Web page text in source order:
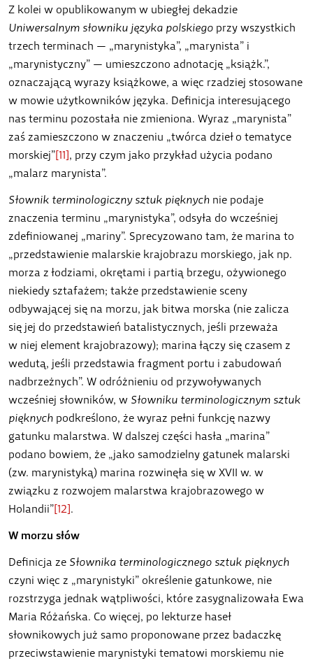
Z kolei w opublikowanym w ubiegłej dekadzie
Uniwersalnym słowniku języka polskiego przy wszystkich
trzech terminach — „marynistyka”, „marynista” i
„marynistyczny” — umieszczono adnotację „książk.”,
oznaczającą wyrazy książkowe, a więc rzadziej stosowane
w mowie użytkowników języka. Definicja interesującego
nas terminu pozostała nie zmieniona. Wyraz „marynista”
zaś zamieszczono w znaczeniu „twórca dzieł o tematyce
morskiej”[11], przy czym jako przykład użycia podano
„malarz marynista”.
Słownik terminologiczny sztuk pięknych nie podaje
znaczenia terminu „marynistyka”, odsyła do wcześniej
zdefiniowanej „mariny”. Sprecyzowano tam, że marina to
„przedstawienie malarskie krajobrazu morskiego, jak np.
morza z łodziami, okrętami i partią brzegu, ożywionego
niekiedy sztafażem; także przedstawienie sceny
odbywającej się na morzu, jak bitwa morska (nie zalicza
się jej do przedstawień batalistycznych, jeśli przeważa
w niej element krajobrazowy); marina łączy się czasem z
wedutą, jeśli przedstawia fragment portu i zabudowań
nadbrzeżnych”. W odróżnieniu od przywoływanych
wcześniej słowników, w Słowniku terminologicznym sztuk
pięknych podkreślono, że wyraz pełni funkcję nazwy
gatunku malarstwa. W dalszej części hasła „marina”
podano bowiem, że „jako samodzielny gatunek malarski
(zw. marynistyką) marina rozwinęła się w XVII w. w
związku z rozwojem malarstwa krajobrazowego w
Holandii”[12].
W morzu słów
Definicja ze Słownika terminologicznego sztuk pięknych
czyni więc z „marynistyki” określenie gatunkowe, nie
rozstrzyga jednak wątpliwości, które zasygnalizowała Ewa
Maria Różańska. Co więcej, po lekturze haseł
słownikowych już samo proponowane przez badaczkę
przeciwstawienie marynistyki tematowi morskiemu nie